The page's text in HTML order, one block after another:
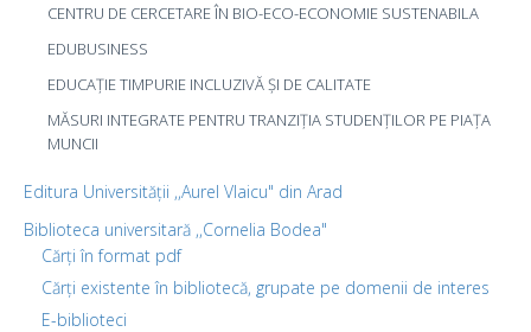
CENTRU DE CERCETARE ÎN BIO-ECO-ECONOMIE SUSTENABILA
EDUBUSINESS
EDUCAȚIE TIMPURIE INCLUZIVĂ ȘI DE CALITATE
MĂSURI INTEGRATE PENTRU TRANZIȚIA STUDENȚILOR PE PIAȚA
MUNCII
Editura Universității ,,Aurel Vlaicu" din Arad
Biblioteca universitară ,,Cornelia Bodea"
Cărți în format pdf
Cărți existente în bibliotecă, grupate pe domenii de interes
E-biblioteci